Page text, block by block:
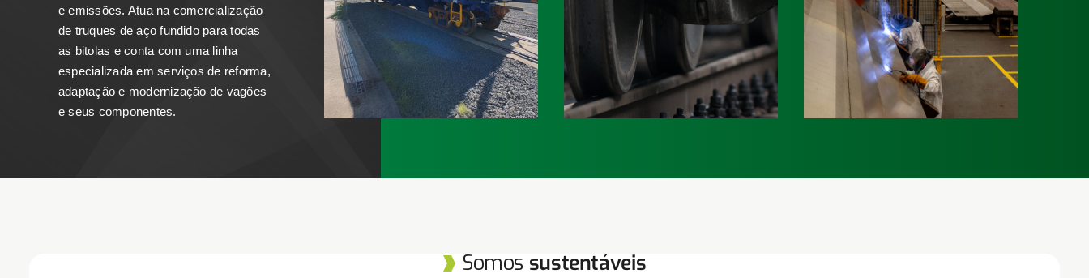
e emissões. Atua na comercialização
de truques de aço fundido para todas
as bitolas e conta com uma linha
especializada em serviços de reforma,
adaptação e modernização de vagões
e seus componentes.
mais variados tipos de carga com
soluções para atender aos mais
diversos segmentos.
Saiba mais
AAR e produzidos com tecnologia
que visa um avançado
desempenho e ciclo de vida dos
vagões.
Saiba mais
de reforma, adaptação e
modernização de vagões de carga
e seus componentes.
Saiba mais
Somos sustentáveis